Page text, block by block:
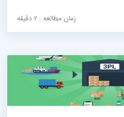
طراحی شوند که ضمن حفظ کیفیت
زمان مطالعه : ۲ دقیقه